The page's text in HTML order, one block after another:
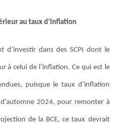
au taux d’inflation
d’investir dans des SCPI dont le
à celui de l’inflation. Ce qui est le
puisque le taux d’inflation
2024, pour remonter à
de la BCE, ce taux devrait